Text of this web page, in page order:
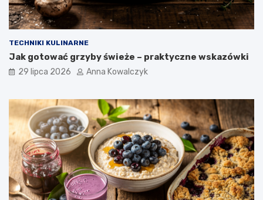
TECHNIKI KULINARNE
Jak gotować grzyby świeże – praktyczne wskazówki
29 lipca 2026 Anna Kowalczyk